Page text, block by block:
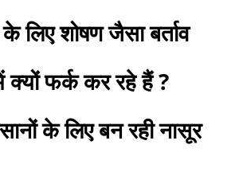
लिए शोषण जैसा बर्ताव
क्यों फर्क कर रहे हैं ?
के लिए बन रही नासूर